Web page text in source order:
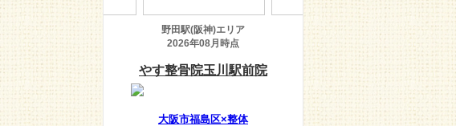
大阪市福島区×整体